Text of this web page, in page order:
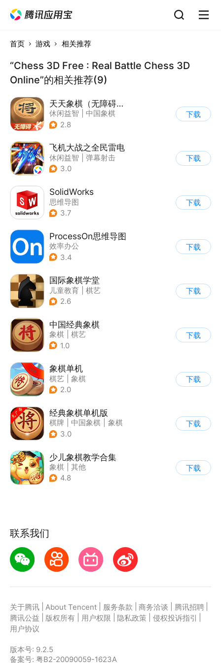
首页 游戏 相关推荐
“Chess 3D Free : Real Battle Chess 3D
Online”的相关推荐(9)
天天象棋（无障碍版）
休闲益智
中国象棋
| 象棋
2.8
下载
飞机大战之全民雷电
休闲益智
弹幕射击
| 冒险
3.0
下载
SolidWorks
思维导图
3.7
下载
ProcessOn思维导图
效率办公
3.4
下载
国际象棋学堂
儿童教育
棋艺
2.6
下载
中国经典象棋
象棋
棋艺
1.0
下载
象棋单机
棋艺
象棋
2.0
下载
经典象棋单机版
棋牌 中国象棋
象棋
3.0
下载
少儿象棋教学合集
象棋
其他
4.8
下载
联系我们
关于腾讯 About Tencent 服务条款 商务洽谈 腾讯招聘
腾讯公益
版权所有 用户权限 隐私政策 侵权投诉指引
用户协议
版本号: 9.2.5
备案号: 粤B2-20090059-1623A